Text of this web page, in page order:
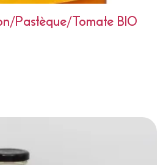
Pastèque/Tomate BIO